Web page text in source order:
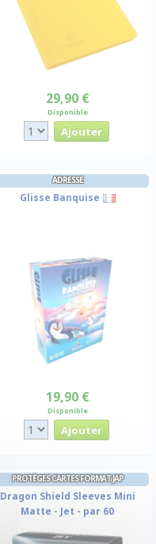
29,90 €
Disponible
ADRESSE
Glisse Banquise
19,90 €
Disponible
PROTÈGES CARTES FORMAT JAP
Dragon Shield Sleeves Mini
Matte - Jet - par 60